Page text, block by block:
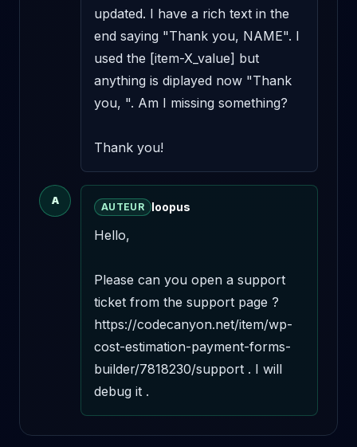
updated. I have a rich text in the
end saying "Thank you, NAME". I
used the [item-X_value] but
anything is diplayed now "Thank
you, ". Am I missing something?
Thank you!
A
AUTEUR loopus
Hello,
Please can you open a support
ticket from the support page ?
https://codecanyon.net/item/wp-
cost-estimation-payment-forms-
builder/7818230/support . I will
debug it .